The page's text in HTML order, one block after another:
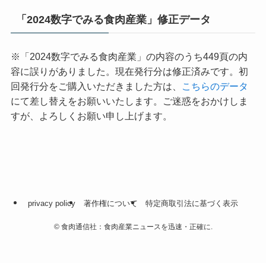
「2024数字でみる食肉産業」修正データ
※「2024数字でみる食肉産業」の内容のうち449頁の内
容に誤りがありました。現在発行分は修正済みです。初
回発行分をご購入いただきました方は、
こちらのデータ
にて差し替えをお願いいたします。ご迷惑をおかけしま
すが、よろしくお願い申し上げます。
privacy policy 著作権について 特定商取引法に基づく表示
©食肉通信社：食肉産業ニュースを迅速・正確に.